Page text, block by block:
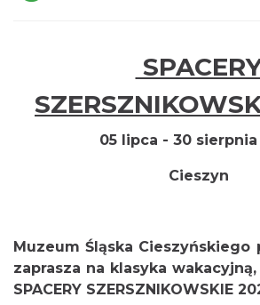
Cieszyn
0.00 km
Cieszyn
0.00 km
05 lipca - 30 sierpnia
Cieszyn
Muzeum Śląska Cieszyńskiego
zaprasza na klasyka
SPACERY SZERSZNIKOWSKIE